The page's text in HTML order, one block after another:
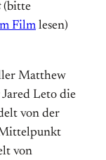
(bitte
Film lesen)
Matthew
Leto die
von der
Mittelpunkt
von